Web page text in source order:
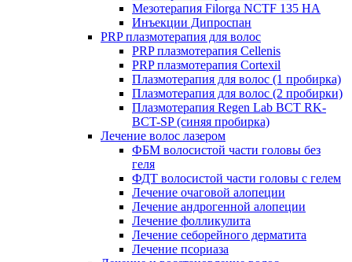
Мезотерапия Filorga NCTF 135 HA
Инъекции Дипроспан
PRP плазмотерапия для волос
PRP плазмотерапия Cellenis
PRP плазмотерапия Cortexil
Плазмотерапия для волос (1 пробирка)
Плазмотерапия для волос (2 пробирки)
Плазмотерапия Regen Lab BCT RK-
BCT-SP (синяя пробирка)
Лечение волос лазером
ФБМ волосистой части головы без
геля
ФДТ волосистой части головы с гелем
Лечение очаговой алопеции
Лечение андрогенной алопеции
Лечение фолликулита
Лечение себорейного дерматита
Лечение псориаза